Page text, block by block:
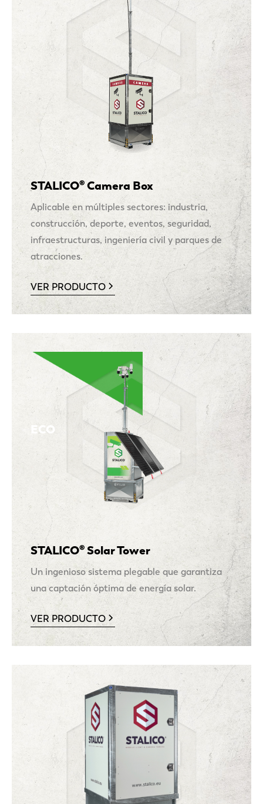
STALICO® Camera Box
Aplicable en múltiples sectores: industria,
construcción, deporte, eventos, seguridad,
infraestructuras, ingeniería civil y parques de
atracciones.
VER PRODUCTO
STALICO® Solar Tower
Un ingenioso sistema plegable que garantiza
una captación óptima de energía solar.
VER PRODUCTO
ECO